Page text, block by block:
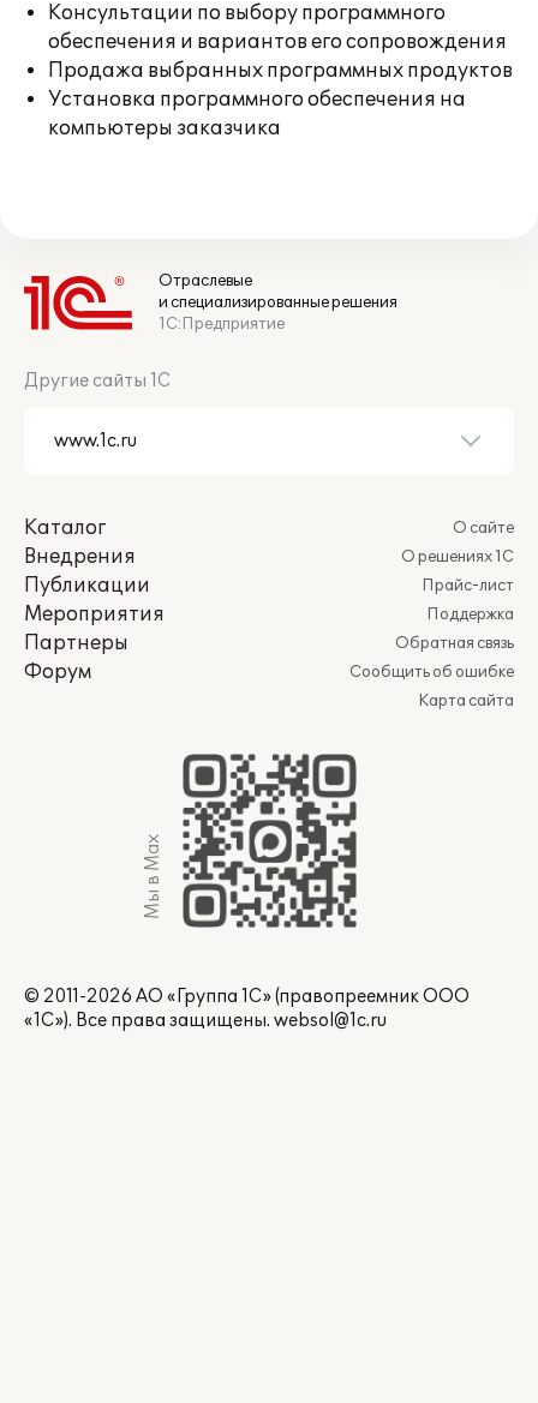
Консультации по выбору программного
обеспечения и вариантов его сопровождения
Продажа выбранных программных продуктов
Установка программного обеспечения на
компьютеры заказчика
Отраслевые
и специализированные решения
1С:Предприятие
Другие сайты 1С
Каталог
Внедрения
Публикации
Мероприятия
Партнеры
Форум
О сайте
О решениях 1С
Прайс-лист
Поддержка
Обратная связь
Сообщить об ошибке
Карта сайта
Мы в Max
© 2011-2026 АО «Группа 1С» (правопреемник ООО
«1С»). Все права защищены. websol@1c.ru